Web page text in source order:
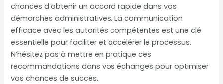
chances d’obtenir un accord rapide dans vos
démarches administratives. La communication
efficace avec les autorités compétentes est une clé
essentielle pour faciliter et accélérer le processus.
N’hésitez pas à mettre en pratique ces
recommandations dans vos échanges pour optimiser
vos chances de succès.